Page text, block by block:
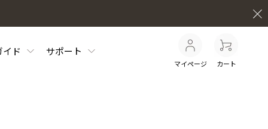
ド サポート
マイページ カート